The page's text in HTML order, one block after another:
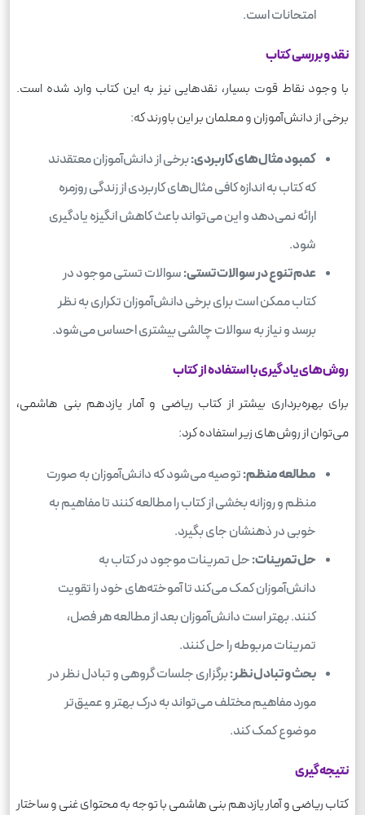
امتحانات است.
نقد و بررسی کتاب
با وجود نقاط قوت بسیار، نقدهایی نیز به این کتاب وارد شده است.
برخی از دانش‌آموزان و معلمان بر این باورند که:
کمبود مثال‌های کاربردی:برخی از دانش‌آموزان معتقدند
که کتاب به اندازه کافی مثال‌های کاربردی از زندگی روزمره
ارائه نمی‌دهد و این می‌تواند باعث کاهش انگیزه یادگیری
شود.
عدم تنوع در سوالات تستی:سوالات تستی موجود در
کتاب ممکن است برای برخی دانش‌آموزان تکراری به نظر
برسد و نیاز به سوالات چالشی بیشتری احساس می‌شود.
روش‌های یادگیری با استفاده از کتاب
برای بهره‌برداری بیشتر از کتاب ریاضی و آمار یازدهم بنی هاشمی،
می‌توان از روش‌های زیر استفاده کرد:
مطالعه منظم:توصیه می‌شود که دانش‌آموزان به صورت
منظم و روزانه بخشی از کتاب را مطالعه کنند تا مفاهیم به
خوبی در ذهنشان جای بگیرد.
حل تمرینات:حل تمرینات موجود در کتاب به
دانش‌آموزان کمک می‌کند تا آموخته‌های خود را تقویت
کنند. بهتر است دانش‌آموزان بعد از مطالعه هر فصل،
تمرینات مربوطه را حل کنند.
بحث و تبادل نظر:برگزاری جلسات گروهی و تبادل نظر در
مورد مفاهیم مختلف می‌تواند به درک بهتر و عمیق‌تر
موضوع کمک کند.
نتیجه‌گیری
کتاب ریاضی و آمار یازدهم بنی هاشمی با توجه به محتوای غنی و ساختار